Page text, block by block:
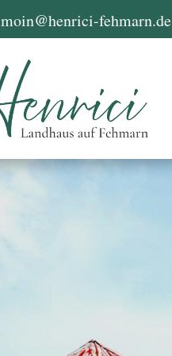
moin@henrici-fehmarn.de